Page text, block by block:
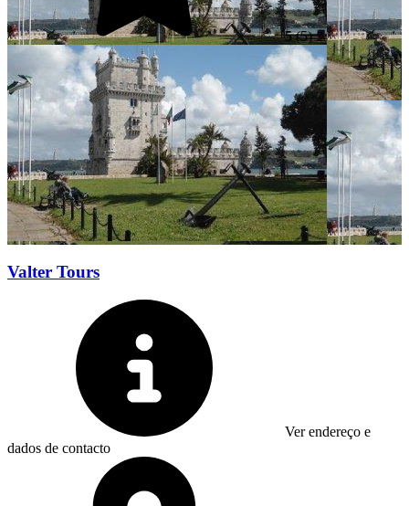
5(5)
Valter Tours
Ver endereço e
dados de contacto